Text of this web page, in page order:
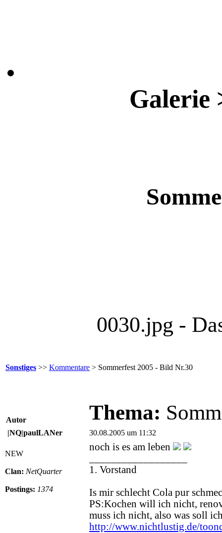
Galerie
0030.jpg -
Sonstiges >> Kommentare > Sommerfest 2005 - Bild Nr.30
Autor Thema:
|NQ|paulLANer 30.08.2005 um 11:32
NEW
Clan: NetQuarter
Postings: 1374
noch is es am leben
1. Vorstand
Is mir schlecht Cola pur
PS:Kochen will ich nicht,
muss ich nicht, also was soll
http://www.nichtlustig.de/